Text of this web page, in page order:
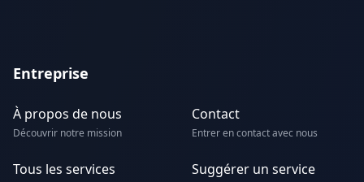
Entreprise
À propos de nous
Découvrir notre mission
Contact
Entrer en contact avec nous
Tous les services Suggérer un service